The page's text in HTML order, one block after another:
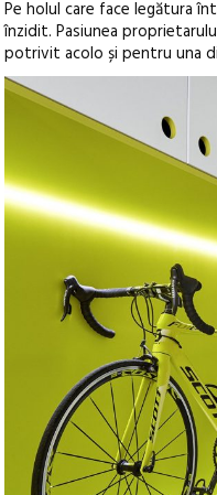
Pe holul care face legătura
înzidit. Pasiunea
potrivit acolo și pentru una